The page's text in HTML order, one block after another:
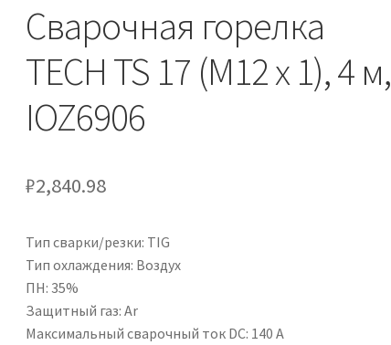
Сварочная горелка
TECH TS 17 (M12 x 1), 4 м,
IOZ6906
₽2,840.98
Тип сварки/резки: TIG
Тип охлаждения: Воздух
ПН: 35%
Защитный газ: Ar
Максимальный сварочный ток DC: 140 А